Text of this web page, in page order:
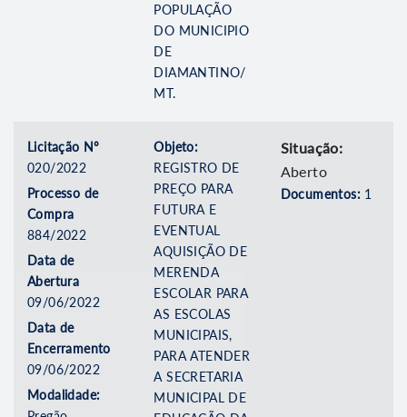
POPULAÇÃO
DO MUNICIPIO
DE
DIAMANTINO/
MT.
Licitação Nº
020/2022
Processo de
Compra
884/2022
Data de
Abertura
09/06/2022
Data de
Encerramento
09/06/2022
Modalidade:
Objeto:
REGISTRO DE
PREÇO PARA
FUTURA E
EVENTUAL
AQUISIÇÃO DE
MERENDA
ESCOLAR PARA
AS ESCOLAS
MUNICIPAIS,
PARA ATENDER
A SECRETARIA
MUNICIPAL DE
Situação:
Aberto
Documentos: 1